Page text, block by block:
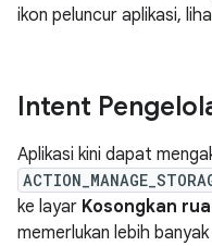
ikon peluncur aplikasi,
Intent
Aplikasi kini dapat
ke layar Kosongkan
memerlukan lebih